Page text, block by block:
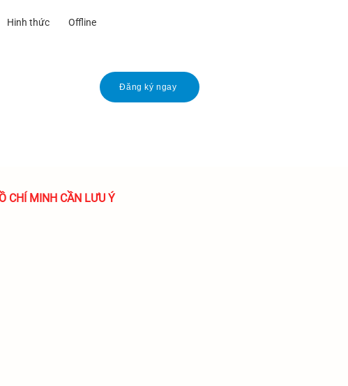
Hinh thức Offline
Đăng ký ngay
CHÍ MINH CẦN LƯU Ý